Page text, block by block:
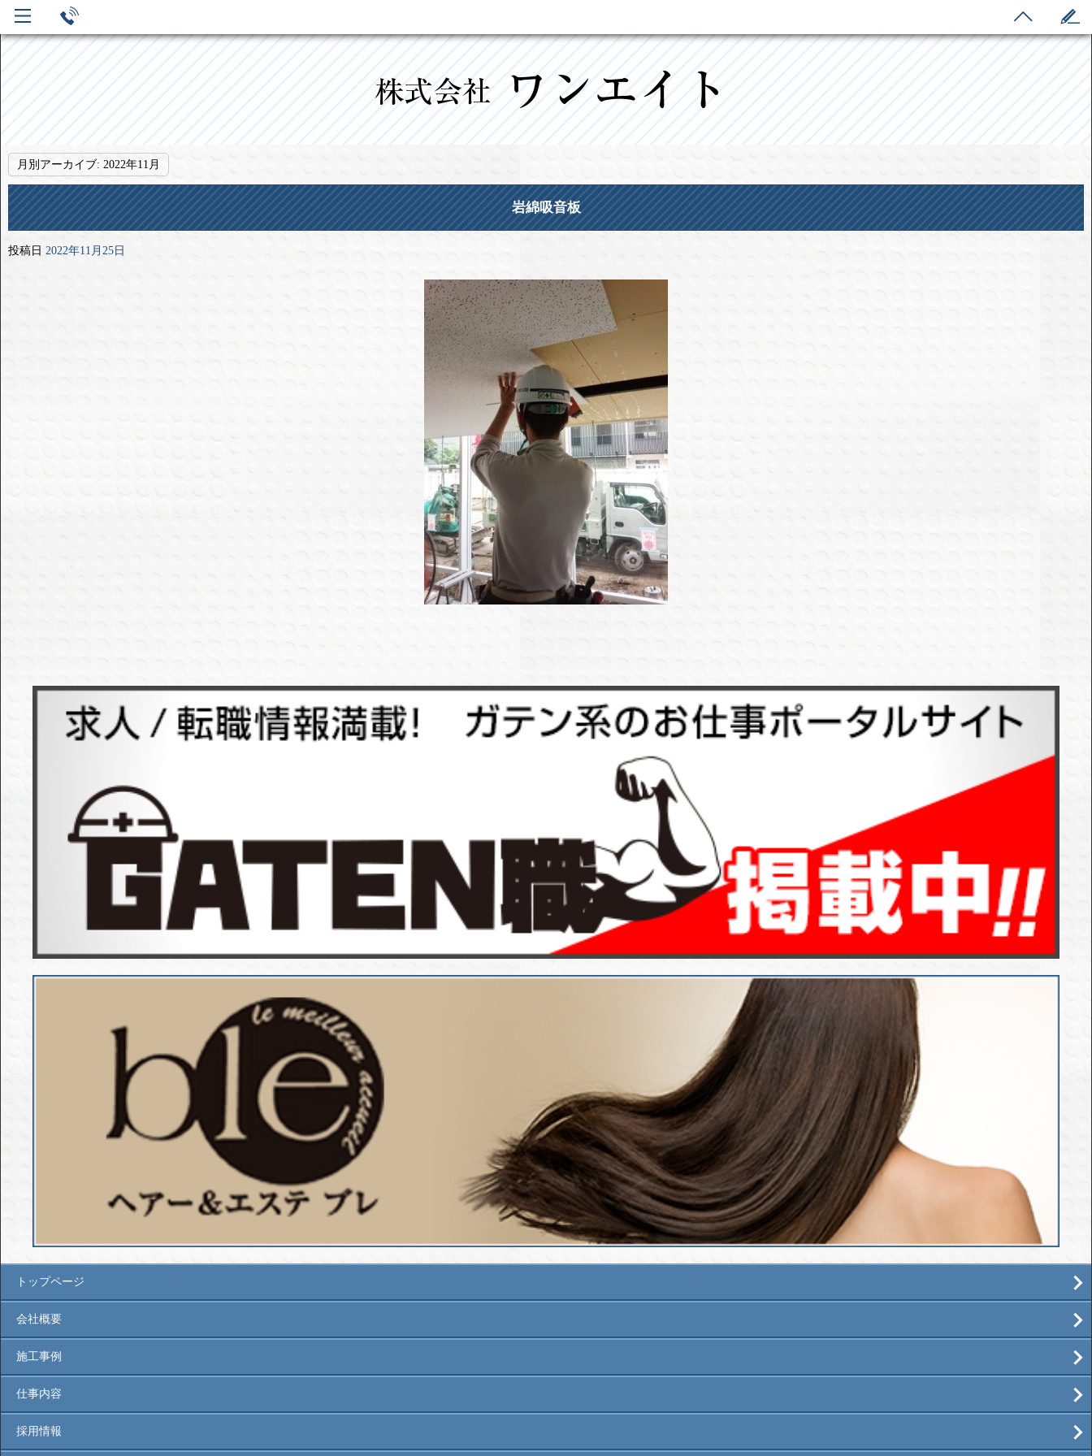
月別アーカイブ: 2022年11月
岩綿吸音板
投稿日 2022年11月25日
トップページ
会社概要
施工事例
仕事内容
採用情報